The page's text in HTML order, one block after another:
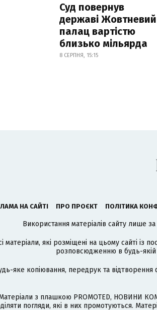
Суд повернув
державі Жовтневий
палац вартістю
близько мільярда
8 СЕРПНЯ, 15:15
НА САЙТІ ПРО ПРОЄКТ ПОЛІТИКА
Використання матеріалів сайту лише
матеріали, які розміщені на цьому сайті із
розповсюдженню в будь-якій
яке копіювання, передрук та відтворення
з плашкою PROMOTED, НОВИНИ
погляди, які в них промотуються.